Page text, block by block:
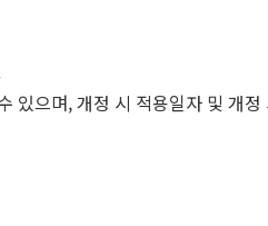
있으며, 개정 시 적용일자 및 개정